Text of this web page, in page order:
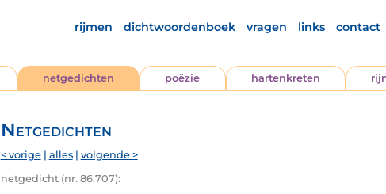
rijmen dichtwoordenboek vragen links contact
netgedichten poëzie hartenkreten
Netgedichten
< vorige| alles| volgende >
netgedicht (nr. 86.707):